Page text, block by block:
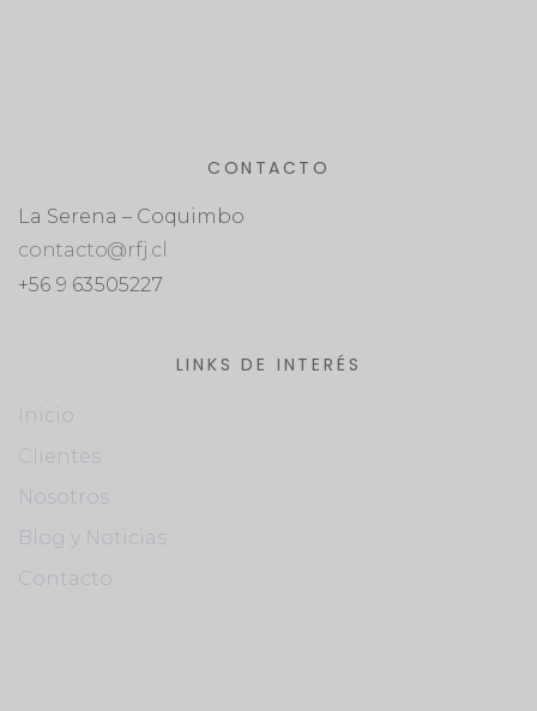
CONTACTO
La Serena – Coquimbo
contacto@rfj.cl
+56 9 63505227
LINKS DE INTERÉS
Inicio
Clientes
Nosotros
Blog y Noticias
Contacto